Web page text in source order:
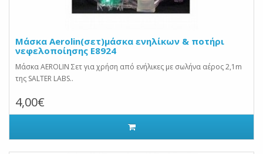
Μάσκα Aerolin(σετ)μάσκα ενηλίκων & ποτήρι
νεφελοποίησης Ε8924
Μάσκα AEROLIN Σετ για χρήση από ενήλικες με σωλήνα αέρος 2,1m
της SALTER LABS..
4,00€